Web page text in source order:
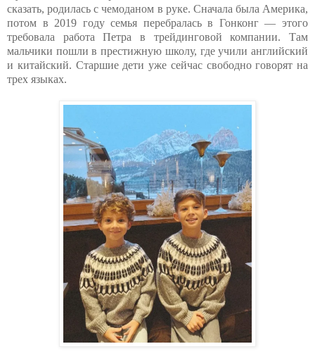
сказать, родилась с чемоданом в руке. Сначала была Америка,
потом в 2019 году семья перебралась в Гонконг — этого
требовала работа Петра в трейдинговой компании. Там
мальчики пошли в престижную школу, где учили английский
и китайский. Старшие дети уже сейчас свободно говорят на
трех языках.